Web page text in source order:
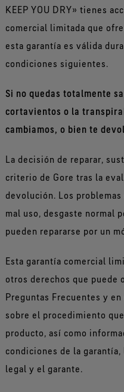
KEEP YOU DRY» tienes
comercial limitada que
esta garantía es válida
condiciones siguientes.
Si no quedas totalmente
cortavientos o la
cambiamos, o bien te
La decisión de reparar,
criterio de Gore tras la
devolución. Los
mal uso, desgaste normal
pueden repararse por un
Esta garantía comercial
otros derechos que puede
Preguntas Frecuentes y
sobre el procedimiento
producto, así como
condiciones de la
legal y el garante.